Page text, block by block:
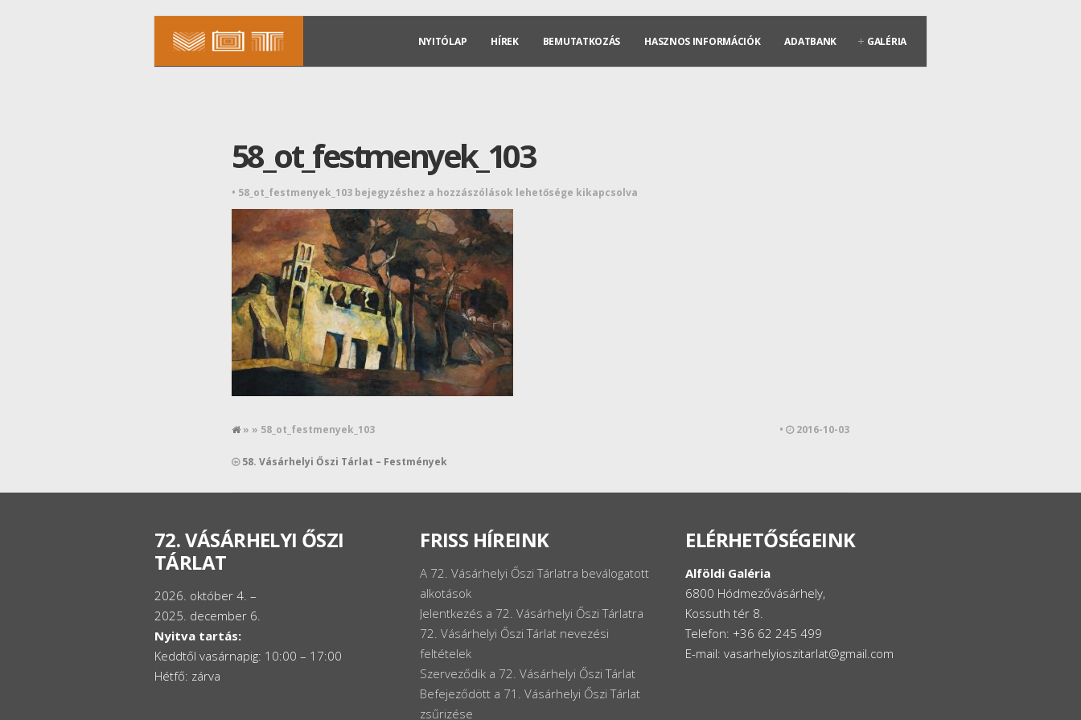
NYITÓLAP HÍREK BEMUTATKOZÁS HASZNOS INFORMÁCIÓK ADATBANK GALÉRIA
58_ot_festmenyek_103
• 58_ot_festmenyek_103 bejegyzéshez a hozzászólások lehetősége kikapcsolva
» » 58_ot_festmenyek_103 • 2016-10-03
58. Vásárhelyi Őszi Tárlat – Festmények
72. VÁSÁRHELYI ŐSZI
TÁRLAT
2026. október 4. –
2025. december 6.
Nyitva tartás:
Keddtől vasárnapig: 10:00 – 17:00
Hétfő: zárva
FRISS HÍREINK
A 72. Vásárhelyi Őszi Tárlatra beválogatott
alkotások
Jelentkezés a 72. Vásárhelyi Őszi Tárlatra
72. Vásárhelyi Őszi Tárlat nevezési
feltételek
Szerveződik a 72. Vásárhelyi Őszi Tárlat
Befejeződött a 71. Vásárhelyi Őszi Tárlat
zsűrizése
ELÉRHETŐSÉGEINK
Alföldi Galéria
6800 Hódmezővásárhely,
Kossuth tér 8.
Telefon: +36 62 245 499
E-mail: vasarhelyioszitarlat@gmail.com